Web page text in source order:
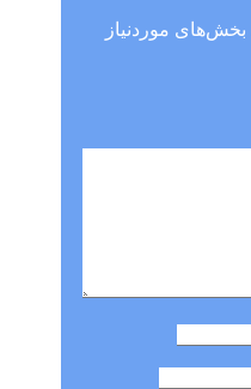
بخش‌های موردنیاز